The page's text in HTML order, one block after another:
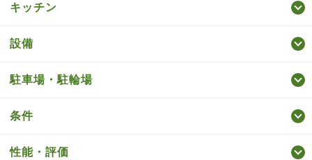
キッチン
設備
駐車場・駐輪場
条件
性能・評価